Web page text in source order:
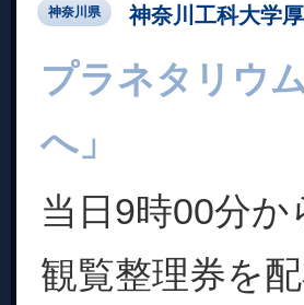
神奈川県 神奈川工科大学
プラネタリウ
へ」
当日9時00分
観覧整理券を